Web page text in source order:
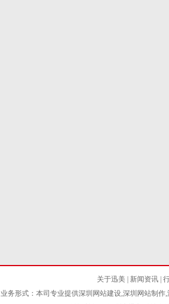
关于迅美 新闻资讯
业务形式：本司专业提供深圳网站建设,深圳网站制作,